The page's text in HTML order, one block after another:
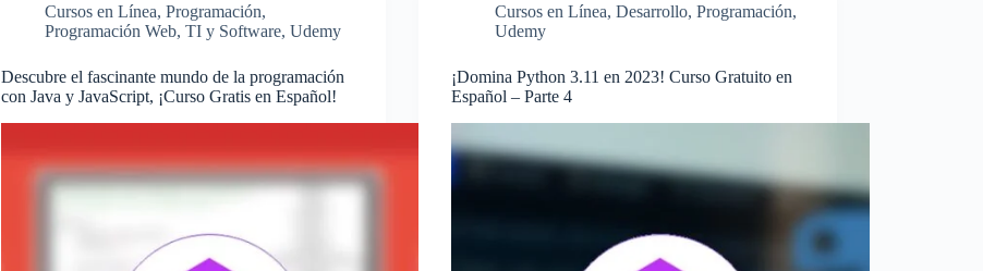
Cursos en Línea,Programación,
Programación Web,TI y Software,Udemy
Descubre el fascinante mundo de la programación
con Java y JavaScript, ¡Curso Gratis en Español!
Cursos en Línea,Desarrollo,Programación,
Udemy
¡Domina Python 3.11 en 2023! Curso Gratuito en
Español – Parte 4